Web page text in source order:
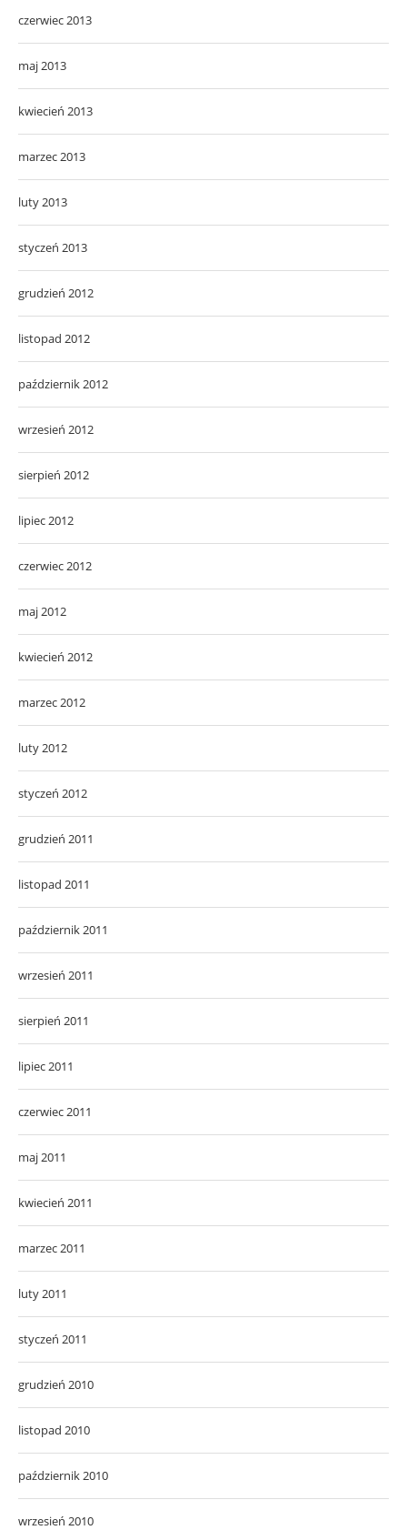
czerwiec 2013
maj 2013
kwiecień 2013
marzec 2013
luty 2013
styczeń 2013
grudzień 2012
listopad 2012
październik 2012
wrzesień 2012
sierpień 2012
lipiec 2012
czerwiec 2012
maj 2012
kwiecień 2012
marzec 2012
luty 2012
styczeń 2012
grudzień 2011
listopad 2011
październik 2011
wrzesień 2011
sierpień 2011
lipiec 2011
czerwiec 2011
maj 2011
kwiecień 2011
marzec 2011
luty 2011
styczeń 2011
grudzień 2010
listopad 2010
październik 2010
wrzesień 2010